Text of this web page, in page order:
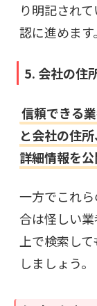
り明記され
認に進めます。
5. 会社の住
信頼できる
と会社の住
詳細情報を公
一方でこれ
合は怪しい
上で検索し
しましょう。